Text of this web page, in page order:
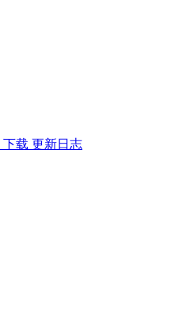
下载 更新日志